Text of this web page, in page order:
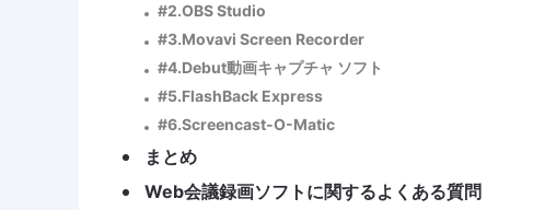
#2.OBS Studio
#3.Movavi Screen Recorder
#4.Debut動画キャプチャ ソフト
#5.FlashBack Express
#6.Screencast-O-Matic
まとめ
Web会議録画ソフトに関するよくある質問